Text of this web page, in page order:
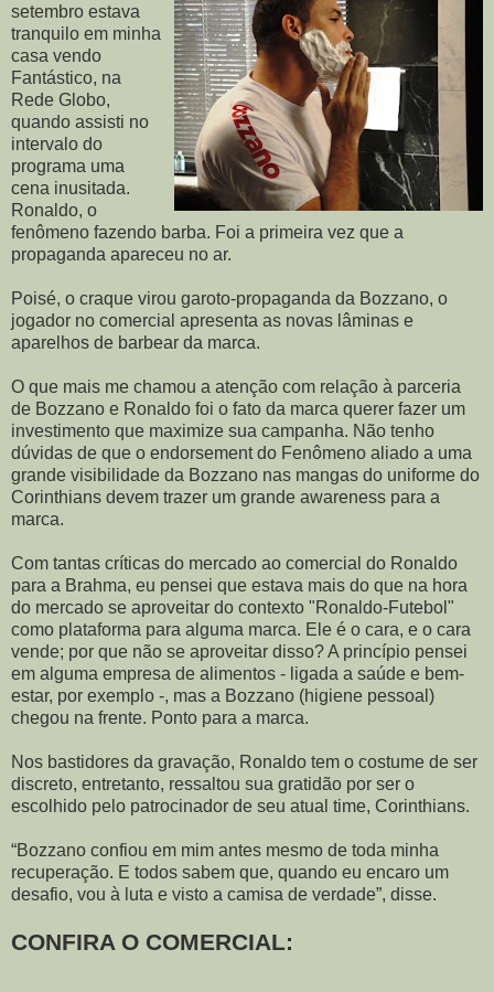
setembro estava
tranquilo em minha
casa vendo
Fantástico, na
Rede Globo,
quando assisti no
intervalo do
programa uma
cena inusitada.
Ronaldo, o
fenômeno fazendo barba. Foi a primeira vez que a
propaganda apareceu no ar.
Poisé, o craque virou garoto-propaganda da Bozzano, o
jogador no comercial apresenta as novas lâminas e
aparelhos de barbear da marca.
O que mais me chamou a atenção com relação à parceria
de Bozzano e Ronaldo foi o fato da marca querer fazer um
investimento que maximize sua campanha. Não tenho
dúvidas de que o endorsement do Fenômeno aliado a uma
grande visibilidade da Bozzano nas mangas do uniforme do
Corinthians devem trazer um grande awareness para a
marca.
Com tantas críticas do mercado ao comercial do Ronaldo
para a Brahma, eu pensei que estava mais do que na hora
do mercado se aproveitar do contexto "Ronaldo-Futebol"
como plataforma para alguma marca. Ele é o cara, e o cara
vende; por que não se aproveitar disso? A princípio pensei
em alguma empresa de alimentos - ligada a saúde e bem-
estar, por exemplo -, mas a Bozzano (higiene pessoal)
chegou na frente. Ponto para a marca.
Nos bastidores da gravação, Ronaldo tem o costume de ser
discreto, entretanto, ressaltou sua gratidão por ser o
escolhido pelo patrocinador de seu atual time, Corinthians.
“Bozzano confiou em mim antes mesmo de toda minha
recuperação. E todos sabem que, quando eu encaro um
desafio, vou à luta e visto a camisa de verdade”, disse.
CONFIRA O COMERCIAL: